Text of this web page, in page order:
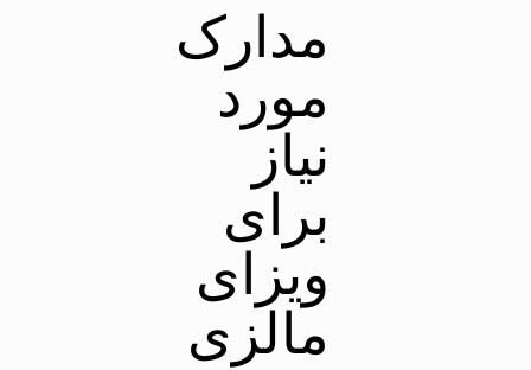
مدارک
مورد
نیاز
برای
ویزای
مالزی